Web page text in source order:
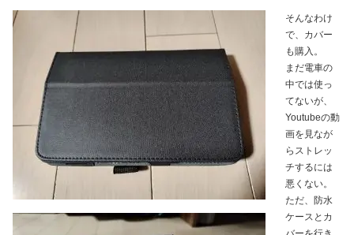
そんなわけ
で、カバー
も購入。
まだ電車の
中では使っ
てないが、
Youtubeの動
画を見なが
らストレッ
チするには
悪くない。
ただ、防水
ケースとカ